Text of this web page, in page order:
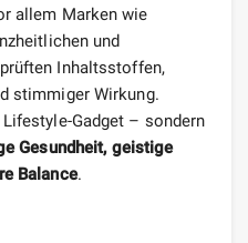
allem Marken wie
und
Inhaltsstoffen,
stimmiger Wirkung.
Gadget – sondern
Gesundheit, geistige
Balance.